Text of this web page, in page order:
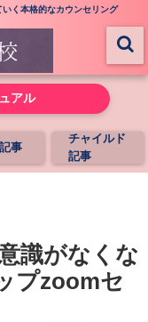
く本格的なカウンセリング
アル
事
チャイルド
記事
識がなくな
プzoomセ